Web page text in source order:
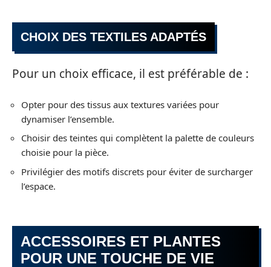
CHOIX DES TEXTILES ADAPTÉS
Pour un choix efficace, il est préférable de :
Opter pour des tissus aux textures variées pour
dynamiser l’ensemble.
Choisir des teintes qui complètent la palette de couleurs
choisie pour la pièce.
Privilégier des motifs discrets pour éviter de surcharger
l’espace.
ACCESSOIRES ET PLANTES
POUR UNE TOUCHE DE VIE